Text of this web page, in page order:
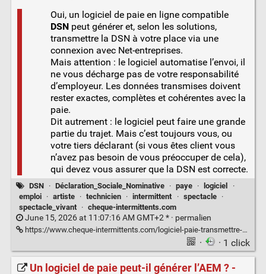
Oui, un logiciel de paie en ligne compatible
DSNpeut générer et, selon les solutions,
transmettre la DSN à votre place via une
connexion avec Net-entreprises.
Mais attention : le logiciel automatise l’envoi, il
ne vous décharge pas de votre responsabilité
d’employeur. Les données transmises doivent
rester exactes, complètes et cohérentes avec la
paie.
Dit autrement : le logiciel peut faire une grande
partie du trajet. Mais c’est toujours vous, ou
votre tiers déclarant (si vous êtes client vous
n’avez pas besoin de vous préoccuper de cela),
qui devez vous assurer que la DSN est correcte.
DSN · Déclaration_Sociale_Nominative · paye · logiciel
·
emploi
· artiste · technicien · intermittent · spectacle
·
spectacle_vivant
· cheque-intermittents.com
June 15, 2026 at 11:07:16 AM GMT+2 * · permalien
https://www.cheque-intermittents.com/logiciel-paie-transmettre-dsnc/
· · 1 click
Un logiciel de paie peut-il générer l’AEM ? -